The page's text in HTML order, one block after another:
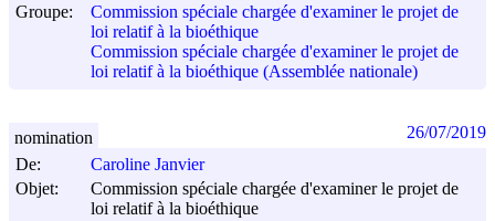
Groupe:
Commission spéciale chargée d'examiner le projet de
loi relatif à la bioéthique
Commission spéciale chargée d'examiner le projet de
loi relatif à la bioéthique (Assemblée nationale)
De:
Caroline Janvier
Objet:
Commission spéciale chargée d'examiner le projet de
loi relatif à la bioéthique
nomination 26/07/2019